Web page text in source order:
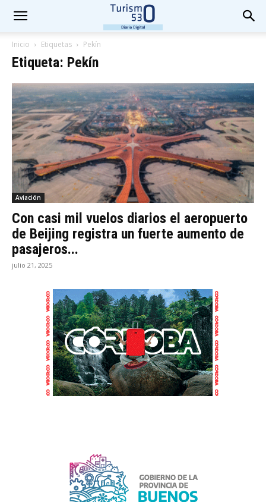
Inicio Etiquetas Pekín
Etiqueta: Pekín
Aviación
Con casi mil vuelos diarios el aeropuerto
de Beijing registra un fuerte aumento de
pasajeros...
julio 21, 2025